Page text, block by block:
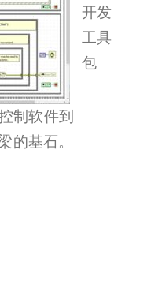
开发
工具
包
制软件到
的基石。